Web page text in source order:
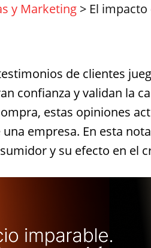
y Marketing > El
de clientes
confianza y validan la
estas opiniones
empresa. En esta
y su efecto en el